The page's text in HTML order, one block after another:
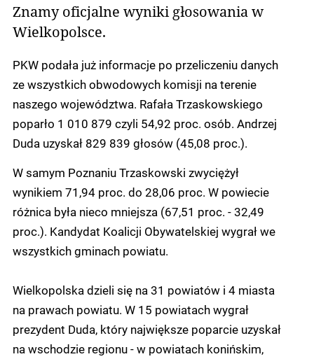
Znamy oficjalne wyniki głosowania w
Wielkopolsce.
PKW podała już informacje po przeliczeniu danych
ze wszystkich obwodowych komisji na terenie
naszego województwa. Rafała Trzaskowskiego
poparło 1 010 879 czyli 54,92 proc. osób. Andrzej
Duda uzyskał 829 839 głosów (45,08 proc.).
W samym Poznaniu Trzaskowski zwyciężył
wynikiem 71,94 proc. do 28,06 proc. W powiecie
różnica była nieco mniejsza (67,51 proc. - 32,49
proc.). Kandydat Koalicji Obywatelskiej wygrał we
wszystkich gminach powiatu.
Wielkopolska dzieli się na 31 powiatów i 4 miasta
na prawach powiatu. W 15 powiatach wygrał
prezydent Duda, który największe poparcie uzyskał
na wschodzie regionu - w powiatach konińskim,